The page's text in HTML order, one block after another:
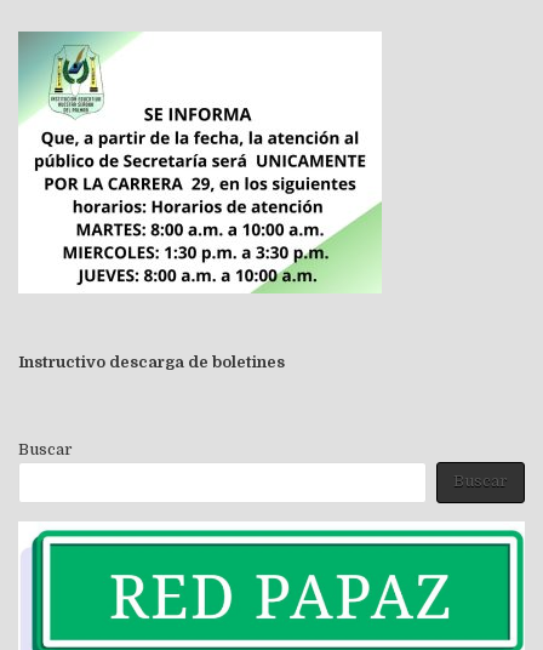
Instructivo descarga de boletines
Buscar
Buscar